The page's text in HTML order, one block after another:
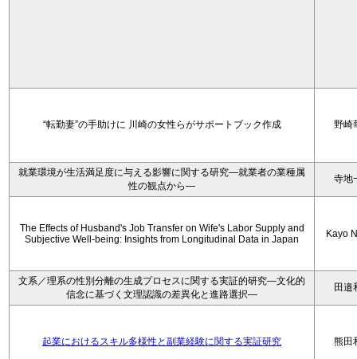
“転勤妻”の手助けに 川崎の女性らがサポートブック作成 野崎
就業環境が生活満足度に与える影響に関する研究―就業者の業種属
性の観点から―
寺地
The Effects of Husband's Job Transfer on Wife's Labor Supply and
Subjective Well-being: Insights from Longitudinal Data in Japan
Kayo
文系／理系の性別分離の生成プロセスに関する実証的研究—文化的
信念に基づく文理認識の差異化と進路選択—
田邉
起業におけるスキル多様性と副業経験に関する実証研究 熊田